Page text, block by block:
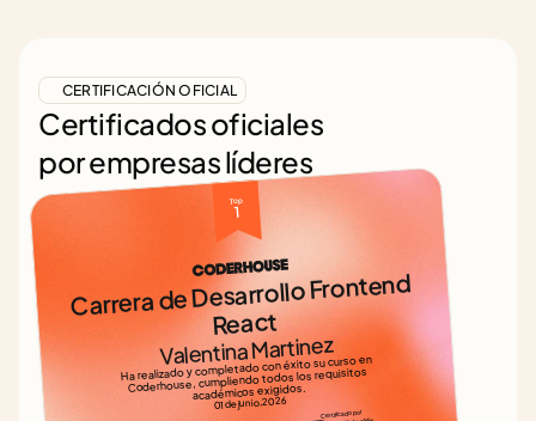
CERTIFICACIÓN OFICIAL
Certificados oficiales
por empresas líderes
Top
1
Carrera de Desarrollo Frontend
React
Valentina Martinez
Ha realizado y completado con éxito su curso en
Coderhouse, cumpliendo todos los requisitos
académicos exigidos.
01 de junio, 2026
Certificado por